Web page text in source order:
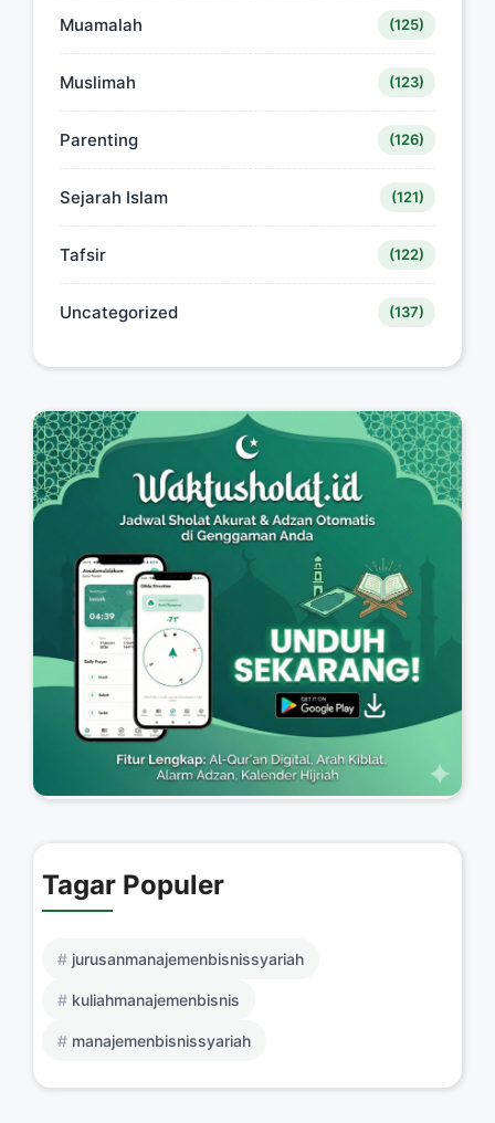
Muamalah (125)
Muslimah (123)
Parenting (126)
Sejarah Islam (121)
Tafsir (122)
Uncategorized (137)
Tagar Populer
jurusanmanajemenbisnissyariah
kuliahmanajemenbisnis
manajemenbisnissyariah